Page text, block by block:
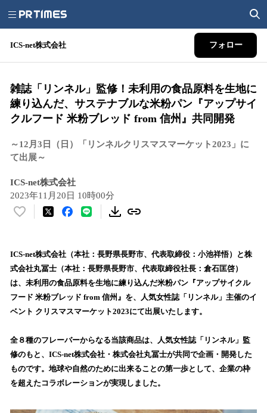
ICS-net株式会社 フォロー
雑誌「リンネル」監修！未利用の食品原料を生地に
練り込んだ、サステナブルな米粉パン『アップサイ
クルフード 米粉ブレッド from 信州』共同開発
～12月3日（日）「リンネルクリスマスマーケット2023」に
て出展～
ICS-net株式会社
2023年11月20日 10時00分
い
！
数
を
読
込
中
で
す
ICS-net株式会社（本社：長野県長野市、代表取締役：小池祥悟）と株
式会社丸冨士（本社：長野県長野市、代表取締役社長：倉石匡啓）
は、未利用の食品原料を生地に練り込んだ米粉パン『アップサイクル
フード 米粉ブレッド from 信州』を、人気女性誌「リンネル」主催のイ
ベント クリスマスマーケット2023にて出展いたします。
全８種のフレーバーからなる当該商品は、人気女性誌「リンネル」監
修のもと、ICS-net株式会社・株式会社丸冨士が共同で企画・開発した
ものです。地球や自然のために出来ることの第一歩として、企業の枠
を超えたコラボレーションが実現しました。